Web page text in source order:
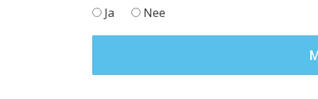
Ja Nee